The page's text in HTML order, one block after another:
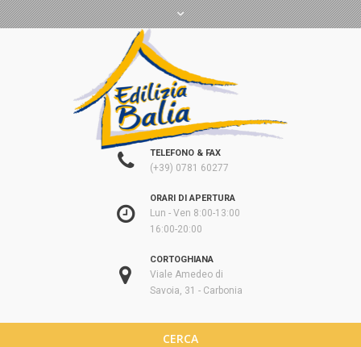
TELEFONO & FAX
(+39) 0781 60277
ORARI DI APERTURA
Lun - Ven 8:00-13:00
16:00-20:00
CORTOGHIANA
Viale Amedeo di
Savoia, 31 - Carbonia
CERCA